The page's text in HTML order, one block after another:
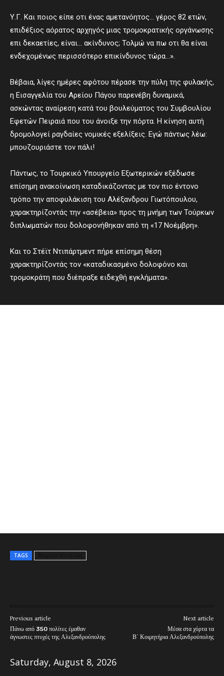
Υ.Γ. Και ποιος είπε οτι ένας αμετανόητος… γέρος 82 ετών,
επιδέξιος αόρατος αρχηγός μιας τρομοκρατικής οργάνωσης
επι δεκαετίες, είναι… ακίνδυνος; Τολμώ να πω οτι θα είναι
ενδεχομένως περισσότερο επικίνδυνος τώρα…».
Βέβαια, λίγες ημέρες αφότου πέρασε την πύλη της φυλακής,
η Εισαγγελία του Αρείου Πάγου παρενέβη δυναμικά,
ασκώντας αναίρεση κατά του βουλεύματος του Συμβουλίου
Εφετών Πειραιά που του άνοιξε την πόρτα. Η κίνηση αυτή
δρομολογεί ραγδαίες νομικές εξελίξεις. Εγώ πάντως λέω:
μπουζουριάστε τον πάλι!
Πάντως, το Τουρκικό Υπουργείο Εξωτερικών εξέδωσε
επίσημη ανακοίνωση καταδικάζοντας με τον πιο έντονο
τρόπο την αποφυλάκιση του Αλέξανδρου Γιωτόπουλου,
χαρακτηρίζοντάς την «ασέβεια» προς τη μνήμη των Τούρκων
διπλωματών που δολοφονήθηκαν από τη «17 Νοέμβρη».
Και το Στέϊτ Ντιπάρτμεντ πήρε επίσημη θέση
χαρακτηρίζοντάς τον «καταδικασμένο δολοφόνο και
τρομοκράτη που διέπραξε ειδεχθή εγκλήματα».
TAGS
Previous article
Πάνω από 350 πολίτες έμαθαν
άγνωστες πτυχές της Αλεξανδρούπολης
Next article
Μέσα στα χόρτα τα
Β΄ Κοιμητήρια Αλεξανδρούπολης
Saturday, August 8, 2026